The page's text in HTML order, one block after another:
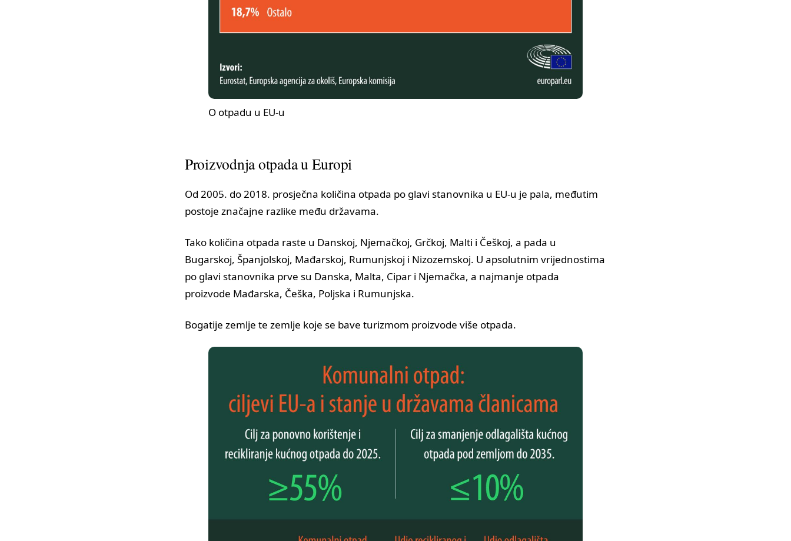
O otpadu u EU-u
Proizvodnja otpada u Europi
Od 2005. do 2018. prosječna količina otpada po glavi stanovnika u EU-u je pala, međutim
postoje značajne razlike među državama.
Tako količina otpada raste u Danskoj, Njemačkoj, Grčkoj, Malti i Češkoj, a pada u
Bugarskoj, Španjolskoj, Mađarskoj, Rumunjskoj i Nizozemskoj. U apsolutnim vrijednostima
po glavi stanovnika prve su Danska, Malta, Cipar i Njemačka, a najmanje otpada
proizvode Mađarska, Češka, Poljska i Rumunjska.
Bogatije zemlje te zemlje koje se bave turizmom proizvode više otpada.